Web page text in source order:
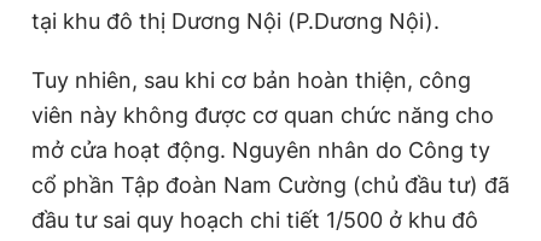
chép dưới mọi hình thức nếu không có sự chấp thuận bằng văn
tại khu đô thị Dương Nội (P.Dương Nội).
Tuy nhiên, sau khi cơ bản hoàn thiện, công
viên này không được cơ quan chức năng cho
mở cửa hoạt động. Nguyên nhân do Công ty
cổ phần Tập đoàn Nam Cường (chủ đầu tư) đã
đầu tư sai quy hoạch chi tiết 1/500 ở khu đô